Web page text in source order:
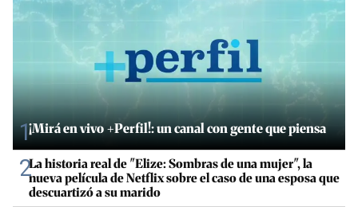
1¡Mirá en vivo +Perfil!: un canal con gente que piensa
2La historia real de "Elize: Sombras de una mujer", la
nueva película de Netflix sobre el caso de una esposa que
descuartizó a su marido